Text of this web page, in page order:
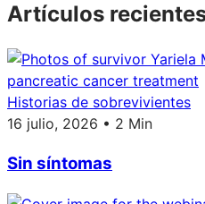
Artículos
Historias de sobrevivientes
16 julio, 2026 • 2 Min
Sin síntomas